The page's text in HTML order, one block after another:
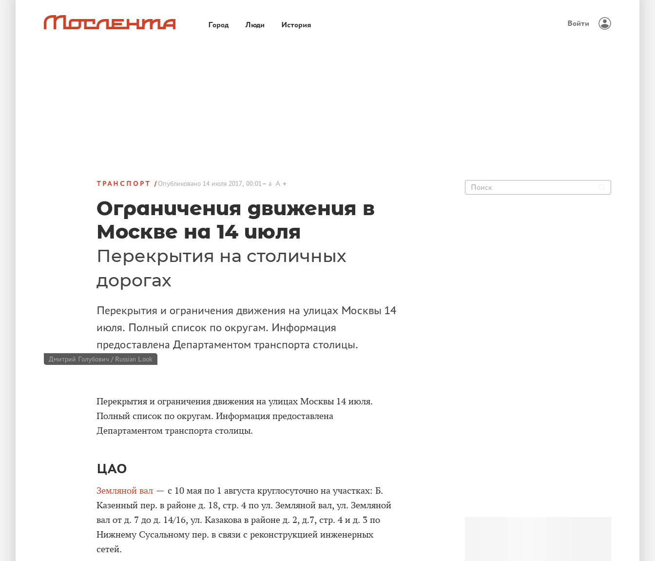
Город Люди История Войти
ТРАНСПОРТ Опубликовано 14 июля 2017, 00:01 a A
Ограничения движения в
Москве на 14 июля
Перекрытия на столичных
дорогах
Перекрытия и ограничения движения на улицах Москвы 14
июля. Полный список по округам. Информация
предоставлена Департаментом транспорта столицы.
Дмитрий Голубович / Russian Look
Перекрытия и ограничения движения на улицах Москвы 14 июля.
Полный список по округам. Информация предоставлена
Департаментом транспорта столицы.
ЦАО
Земляной вал — с 10 мая по 1 августа круглосуточно на участках: Б.
Казенный пер. в районе д. 18, стр. 4 по ул. Земляной вал, ул. Земляной
вал от д. 7 до д. 14/16, ул. Казакова в районе д. 2, д.7, стр. 4 и д. 3 по
Нижнему Сусальному пер. в связи с реконструкцией инженерных
сетей.